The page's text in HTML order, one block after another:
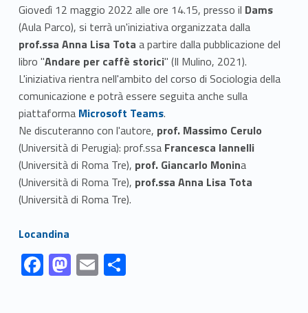
Giovedì 12 maggio 2022 alle ore 14.15, presso il Dams
(Aula Parco), si terrà un'iniziativa organizzata dalla
prof.ssa Anna Lisa Tota a partire dalla pubblicazione del
libro "Andare per caffè storici" (Il Mulino, 2021).
L'iniziativa rientra nell'ambito del corso di Sociologia della
comunicazione e potrà essere seguita anche sulla
piattaforma Link identifier #identifier__22909-1
Microsoft Teams.
Ne discuteranno con l'autore, prof. Massimo Cerulo
(Università di Perugia): prof.ssa Francesca Iannelli
(Università di Roma Tre), prof. Giancarlo Monina
(Università di Roma Tre), prof.ssa Anna Lisa Tota
(Università di Roma Tre).
Link identifier #identifier__186763-2Locandina
Link identifier #identifier__173044-1
F
ac
Link identifier #identifier__150937-2 M
as
Link identifier #identifier__181031-3 E
m
Link identifier #identifier__138618-4 S
h